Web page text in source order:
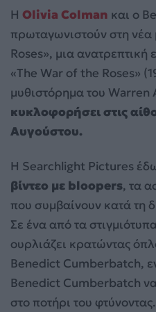
Η Olivia Colman και ο
πρωταγωνιστούν στη
Roses», μια ανατρεπτική
«The War of the Roses»
μυθιστόρημα του Warren
κυκλοφορήσει στις
Αυγούστου.
Η Searchlight Pictures
βίντεο με bloopers, τα
που συμβαίνουν κατά τη
Σε ένα από τα
ουρλιάζει κρατώντας
Benedict Cumberbatch,
Benedict Cumberbatch
στο ποτήρι του φτύνοντας.